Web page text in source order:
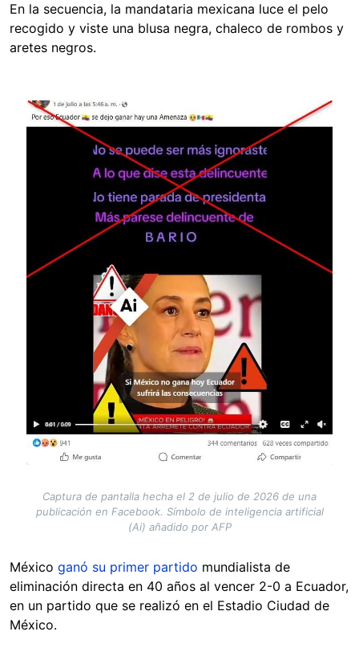
En la secuencia, la mandataria mexicana luce el pelo
recogido y viste una blusa negra, chaleco de rombos y
aretes negros.
Image
Captura de pantalla hecha el 2 de julio de 2026 de una
publicación en Facebook. Símbolo de inteligencia artificial
(Ai) añadido por AFP
México ganó su primer partido mundialista de
eliminación directa en 40 años al vencer 2-0 a Ecuador,
en un partido que se realizó en el Estadio Ciudad de
México.